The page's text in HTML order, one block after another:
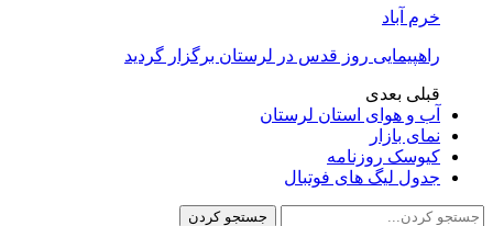
خرم آباد
راهپیمایی روز قدس در لرستان برگزار گردید
قبلی بعدی
آب و هوای استان لرستان
نمای بازار
کیوسک روزنامه
جدول لیگ های فوتبال